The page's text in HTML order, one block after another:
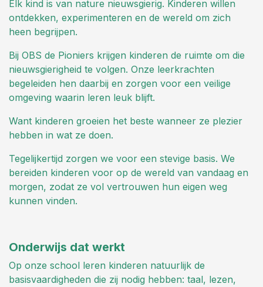
Elk kind is van nature nieuwsgierig. Kinderen willen
ontdekken, experimenteren en de wereld om zich
heen begrijpen.
Bij OBS de Pioniers krijgen kinderen de ruimte om die
nieuwsgierigheid te volgen. Onze leerkrachten
begeleiden hen daarbij en zorgen voor een veilige
omgeving waarin leren leuk blijft.
Want kinderen groeien het beste wanneer ze plezier
hebben in wat ze doen.
Tegelijkertijd zorgen we voor een stevige basis. We
bereiden kinderen voor op de wereld van vandaag en
morgen, zodat ze vol vertrouwen hun eigen weg
kunnen vinden.
Onderwijs dat werkt
Op onze school leren kinderen natuurlijk de
basisvaardigheden die zij nodig hebben: taal, lezen,